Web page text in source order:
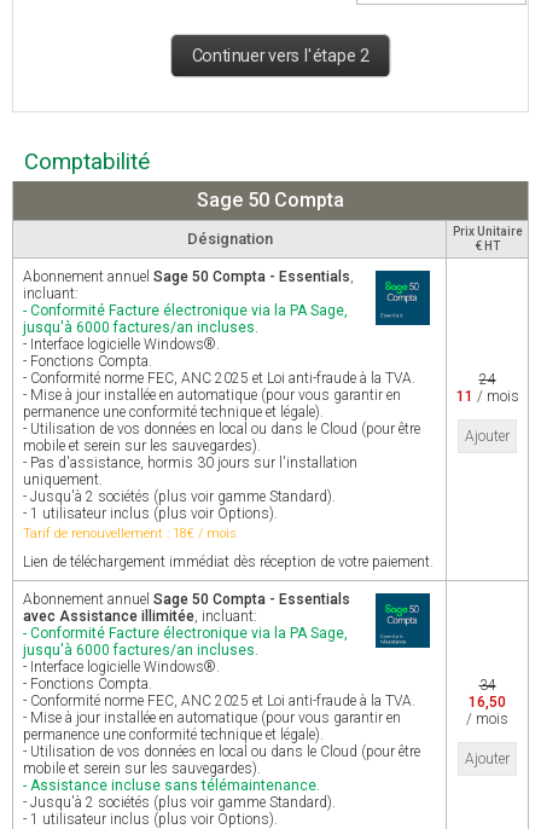
Continuer vers l'étape 2
Comptabilité
Sage 50 Compta
Désignation
Prix Unitaire
€ HT
Abonnement annuel Sage 50 Compta - Essentials,
incluant:
- Conformité Facture électronique via la PA Sage,
jusqu'à 6000 factures/an incluses.
- Interface logicielle Windows®.
- Fonctions Compta.
- Conformité norme FEC, ANC 2025 et Loi anti-fraude à la TVA.
- Mise à jour installée en automatique (pour vous garantir en
permanence une conformité technique et légale).
- Utilisation de vos données en local ou dans le Cloud (pour être
mobile et serein sur les sauvegardes).
- Pas d'assistance, hormis 30 jours sur l'installation
uniquement.
- Jusqu'à 2 sociétés (plus voir gamme Standard).
- 1 utilisateur inclus (plus voir Options).
Tarif de renouvellement : 18€ / mois
Lien de téléchargement immédiat dès réception de votre paiement.
24
11 / mois
Ajouter
Abonnement annuel Sage 50 Compta - Essentials
avec Assistance illimitée, incluant:
- Conformité Facture électronique via la PA Sage,
jusqu'à 6000 factures/an incluses.
- Interface logicielle Windows®.
- Fonctions Compta.
- Conformité norme FEC, ANC 2025 et Loi anti-fraude à la TVA.
- Mise à jour installée en automatique (pour vous garantir en
permanence une conformité technique et légale).
- Utilisation de vos données en local ou dans le Cloud (pour être
mobile et serein sur les sauvegardes).
- Assistance incluse sans télémaintenance.
- Jusqu'à 2 sociétés (plus voir gamme Standard).
- 1 utilisateur inclus (plus voir Options).
34
16,50
/ mois
Ajouter